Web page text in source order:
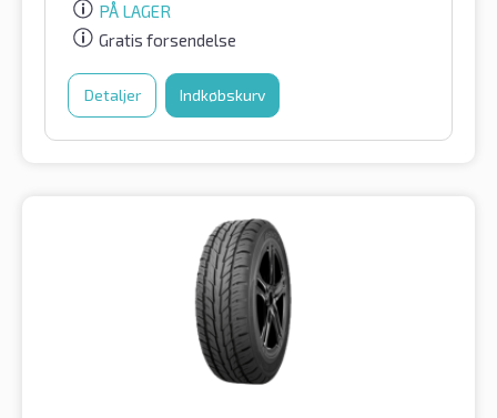
PÅ LAGER
Gratis forsendelse
Detaljer Indkøbskurv